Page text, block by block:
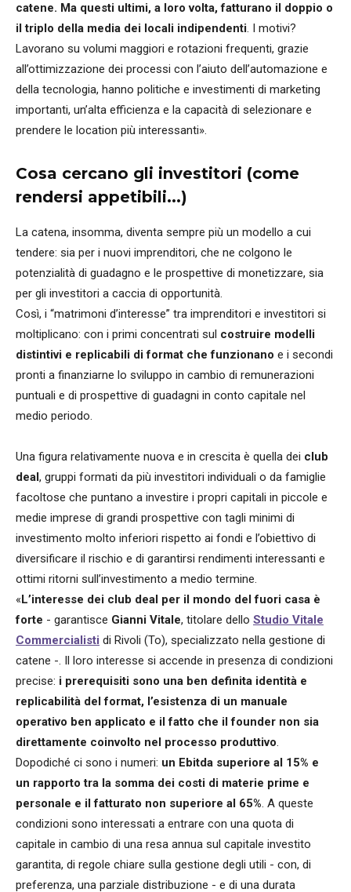
catene. Ma questi ultimi, a loro volta, fatturano il doppio o
il triplo della media dei locali indipendenti. I motivi?
Lavorano su volumi maggiori e rotazioni frequenti, grazie
all’ottimizzazione dei processi con l’aiuto dell’automazione e
della tecnologia, hanno politiche e investimenti di marketing
importanti, un’alta efficienza e la capacità di selezionare e
prendere le location più interessanti».
Cosa cercano gli investitori (come
rendersi appetibili...)
La catena, insomma, diventa sempre più un modello a cui
tendere: sia per i nuovi imprenditori, che ne colgono le
potenzialità di guadagno e le prospettive di monetizzare, sia
per gli investitori a caccia di opportunità.
Così, i “matrimoni d’interesse” tra imprenditori e investitori si
moltiplicano: con i primi concentrati sul costruire modelli
distintivi e replicabili di format che funzionano e i secondi
pronti a finanziarne lo sviluppo in cambio di remunerazioni
puntuali e di prospettive di guadagni in conto capitale nel
medio periodo.
Una figura relativamente nuova e in crescita è quella dei club
deal, gruppi formati da più investitori individuali o da famiglie
facoltose che puntano a investire i propri capitali in piccole e
medie imprese di grandi prospettive con tagli minimi di
investimento molto inferiori rispetto ai fondi e l’obiettivo di
diversificare il rischio e di garantirsi rendimenti interessanti e
ottimi ritorni sull’investimento a medio termine.
«L’interesse dei club deal per il mondo del fuori casa è
forte - garantisce Gianni Vitale, titolare dello Studio Vitale
Commercialisti di Rivoli (To), specializzato nella gestione di
catene -. Il loro interesse si accende in presenza di condizioni
precise: i prerequisiti sono una ben definita identità e
replicabilità del format, l’esistenza di un manuale
operativo ben applicato e il fatto che il founder non sia
direttamente coinvolto nel processo produttivo.
Dopodiché ci sono i numeri: un Ebitda superiore al 15% e
un rapporto tra la somma dei costi di materie prime e
personale e il fatturato non superiore al 65%. A queste
condizioni sono interessati a entrare con una quota di
capitale in cambio di una resa annua sul capitale investito
garantita, di regole chiare sulla gestione degli utili - con, di
preferenza, una parziale distribuzione - e di una durata